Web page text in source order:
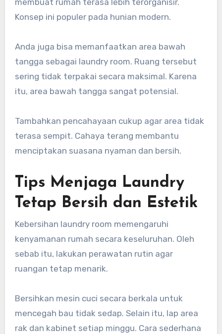
Konsep ini populer pada hunian modern.
Anda juga bisa memanfaatkan area bawah
tangga sebagai laundry room. Ruang tersebut
sering tidak terpakai secara maksimal. Karena
itu, area bawah tangga sangat potensial.
Tambahkan pencahayaan cukup agar area tidak
terasa sempit. Cahaya terang membantu
menciptakan suasana nyaman dan bersih.
Tips Menjaga Laundry
Tetap Bersih dan Estetik
Kebersihan laundry room memengaruhi
kenyamanan rumah secara keseluruhan. Oleh
sebab itu, lakukan perawatan rutin agar
ruangan tetap menarik.
Bersihkan mesin cuci secara berkala untuk
mencegah bau tidak sedap. Selain itu, lap area
rak dan kabinet setiap minggu. Cara sederhana